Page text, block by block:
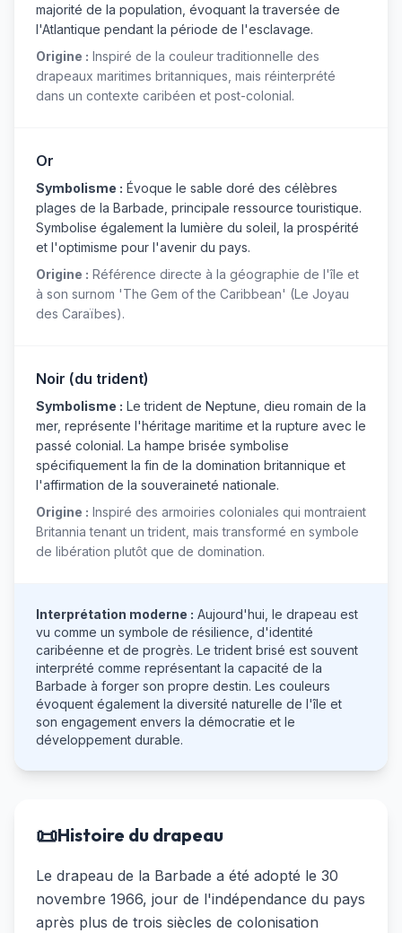
majorité de la population, évoquant la traversée de
l'Atlantique pendant la période de l'esclavage.
Origine : Inspiré de la couleur traditionnelle des
drapeaux maritimes britanniques, mais réinterprété
dans un contexte caribéen et post-colonial.
Or
Symbolisme : Évoque le sable doré des célèbres
plages de la Barbade, principale ressource touristique.
Symbolise également la lumière du soleil, la prospérité
et l'optimisme pour l'avenir du pays.
Origine : Référence directe à la géographie de l'île et
à son surnom 'The Gem of the Caribbean' (Le Joyau
des Caraïbes).
Noir (du trident)
Symbolisme : Le trident de Neptune, dieu romain de la
mer, représente l'héritage maritime et la rupture avec le
passé colonial. La hampe brisée symbolise
spécifiquement la fin de la domination britannique et
l'affirmation de la souveraineté nationale.
Origine : Inspiré des armoiries coloniales qui montraient
Britannia tenant un trident, mais transformé en symbole
de libération plutôt que de domination.
Interprétation moderne : Aujourd'hui, le drapeau est
vu comme un symbole de résilience, d'identité
caribéenne et de progrès. Le trident brisé est souvent
interprété comme représentant la capacité de la
Barbade à forger son propre destin. Les couleurs
évoquent également la diversité naturelle de l'île et
son engagement envers la démocratie et le
développement durable.
📜Histoire du drapeau
Le drapeau de la Barbade a été adopté le 30
novembre 1966, jour de l'indépendance du pays
après plus de trois siècles de colonisation